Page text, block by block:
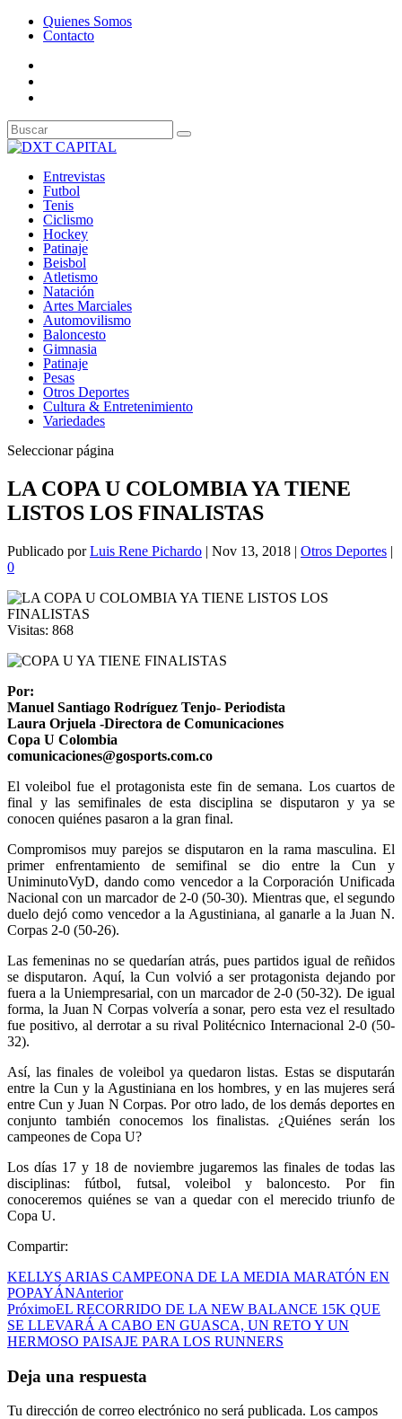
Quienes Somos
Contacto
Entrevistas
Futbol
Tenis
Ciclismo
Hockey
Patinaje
Beisbol
Atletismo
Natación
Artes Marciales
Automovilismo
Baloncesto
Gimnasia
Patinaje
Pesas
Otros Deportes
Cultura & Entretenimiento
Variedades
Seleccionar página
LA COPA U COLOMBIA YA TIENE
LISTOS LOS FINALISTAS
Publicado porLuis Rene Pichardo | Nov 13, 2018 | Otros Deportes |
0
Visitas: 868
Por:
Manuel Santiago Rodríguez Tenjo- Periodista
Laura Orjuela -Directora de Comunicaciones
Copa U Colombia
comunicaciones@gosports.com.co
El voleibol fue el protagonista este fin de semana. Los cuartos de
final y las semifinales de esta disciplina se disputaron y ya se
conocen quiénes pasaron a la gran final.
Compromisos muy parejos se disputaron en la rama masculina. El
primer enfrentamiento de semifinal se dio entre la Cun y
UniminutoVyD, dando como vencedor a la Corporación Unificada
Nacional con un marcador de 2-0 (50-30). Mientras que, el segundo
duelo dejó como vencedor a la Agustiniana, al ganarle a la Juan N.
Corpas 2-0 (50-26).
Las femeninas no se quedarían atrás, pues partidos igual de reñidos
se disputaron. Aquí, la Cun volvió a ser protagonista dejando por
fuera a la Uniempresarial, con un marcador de 2-0 (50-32). De igual
forma, la Juan N Corpas volvería a sonar, pero esta vez el resultado
fue positivo, al derrotar a su rival Politécnico Internacional 2-0 (50-
32).
Así, las finales de voleibol ya quedaron listas. Estas se disputarán
entre la Cun y la Agustiniana en los hombres, y en las mujeres será
entre Cun y Juan N Corpas. Por otro lado, de los demás deportes en
conjunto también conocemos los finalistas. ¿Quiénes serán los
campeones de Copa U?
Los días 17 y 18 de noviembre jugaremos las finales de todas las
disciplinas: fútbol, futsal, voleibol y baloncesto. Por fin
conoceremos quiénes se van a quedar con el merecido triunfo de
Copa U.
Compartir:
KELLYS ARIAS CAMPEONA DE LA MEDIA MARATÓN EN
POPAYÁNAnterior
PróximoEL RECORRIDO DE LA NEW BALANCE 15K QUE
SE LLEVARÁ A CABO EN GUASCA, UN RETO Y UN
HERMOSO PAISAJE PARA LOS RUNNERS
Deja una respuesta
Tu dirección de correo electrónico no será publicada. Los campos